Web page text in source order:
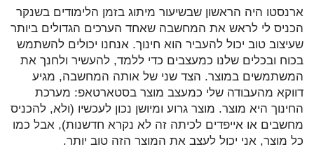
ארנסטו היה הראשון שבשיעור מיתוג בזמן הלימודים בשנקר
הכניס לי לראש את המחשבה שאחד הערכים הגדולים ביותר
שעיצוב טוב יכול להעביר הוא חינוך. אנחנו יכולים להשתמש
בכוח ובכלים שלנו כמעצבים כדי ללמד, להעשיר ולחנך את
המשתמשים במוצר. הצד שני של אותה המחשבה, מגיע
דווקא מהעבודה שלי כמעצב מוצר בסטארטאפ: מערכת
החינוך היא מוצר. מוצר גרוע ומיושן נכון לעכשיו (ולא, להכניס
מחשבים או אייפדים לכיתה זה לא נקרא חדשנות), אבל כמו
כל מוצר, אני יכול לעצב את המוצר הזה טוב יותר.